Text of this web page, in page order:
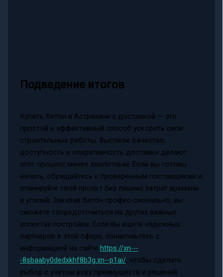
Подведение итогов
Купить бетон в Астрахани с доставкой — это
простой и эффективный способ ускорить свои
строительные работы. Высокое качество,
доступность и оперативность доставки делают
этот процесс менее хлопотным. Если вы готовы
начать, обращайтесь к проверенным поставщикам и
планируйте свой проект без лишних затрат времени
и усилий. Заказав бетон профес-сионально, вы
сможете сосредоточиться на других важных
аспектах постройки. Если вы ищете надежных
партнеров в этой сфере, ознакомьтесь с
информацией на сайте https://xn---
-8sbaaby0dedxkhf8b3g.xn--p1ai/, чтобы сделать
выбор с учетом всех преимуществ и решений.